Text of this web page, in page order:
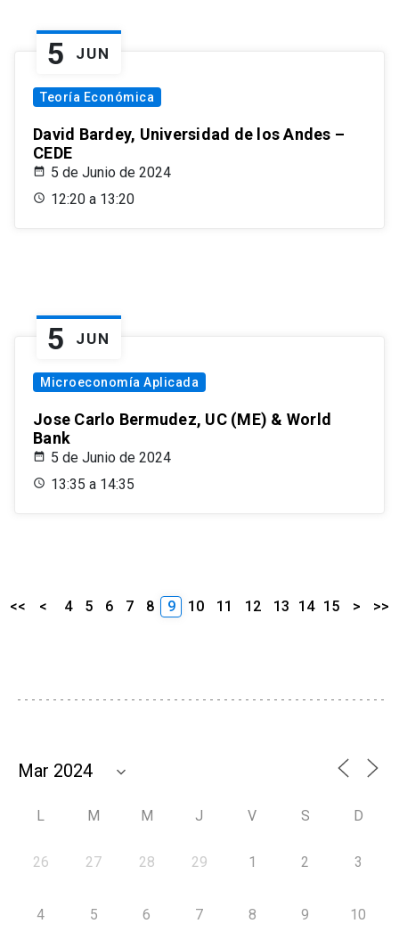
5 JUN
Teoría Económica
David Bardey, Universidad de los Andes –
CEDE
5 de Junio de 2024
12:20 a 13:20
5 JUN
Microeconomía Aplicada
Jose Carlo Bermudez, UC (ME) & World
Bank
5 de Junio de 2024
13:35 a 14:35
<< < 4 5 6 7 8 9 10 11 12 13 14 15 > >>
L M M J V S D
26 27 28 29 1 2 3
4 5 6 7 8 9 10